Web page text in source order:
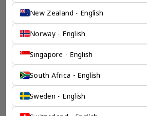
New Zealand - English
Norway - English
Singapore - English
South Africa - English
Sweden - English